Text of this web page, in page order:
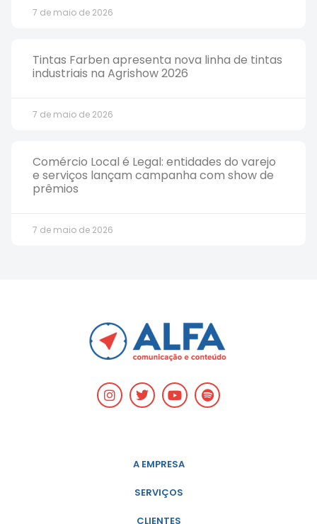
7 de maio de 2026
Tintas Farben apresenta nova linha de tintas
industriais na Agrishow 2026
7 de maio de 2026
Comércio Local é Legal: entidades do varejo
e serviços lançam campanha com show de
prêmios
7 de maio de 2026
A EMPRESA
SERVIÇOS
CLIENTES